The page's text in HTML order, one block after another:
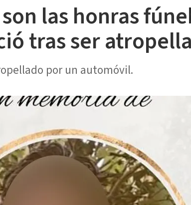
las honras
tras ser
por un automóvil.